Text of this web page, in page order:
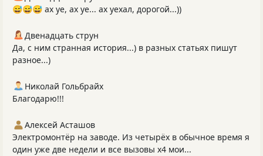
😅😅😅 ах уе, ах уе... ах уехал, дорогой...))
Двенадцать струн
Да, с ним странная история...) в разных статьях пишут
разное...)
Николай Гольбрайх
Благодарю!!!
Алексей Асташов
Электромонтёр на заводе. Из четырёх в обычное время я
один уже две недели и все вызовы х4 мои...